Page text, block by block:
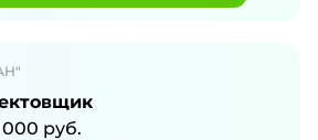
руб.